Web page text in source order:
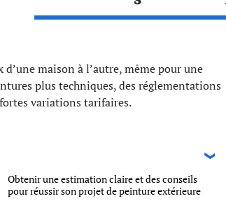
maison à l’autre, même pour une
plus techniques, des réglementations
variations tarifaires.
Obtenir une estimation claire et des conseils
pour réussir son projet de peinture extérieure